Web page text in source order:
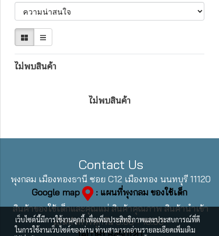
ไม่พบสินค้า
ไม่พบสินค้า
Contact Us
พุงกลม เมืองทองธานี ซอย C12 เมืองทอง นนทบุรี 11120
Google map
: แผนที่พุงกลม ของใช้เด็ก
สินค้าของใช้เด็กและคุณแม่ สินค้าคุณภาพ สินค้านำเข้า
เปิดทำการทุกวัน 9:00 - 18:00
เว็บไซต์นี้มีการใช้งานคุกกี้ เพื่อเพิ่มประสิทธิภาพและประสบการณ์ที่ดี
ในการใช้งานเว็บไซต์ของท่าน ท่านสามารถอ่านรายละเอียดเพิ่มเติม